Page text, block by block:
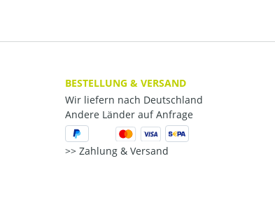
BESTELLUNG & VERSAND
Wir liefern nach Deutschland
Andere Länder auf Anfrage
Zahlung & Versand